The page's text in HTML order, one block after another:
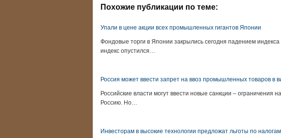
Похожие публикации по теме:
Упали в цене акции всех промышленных гигантов Японии
Фондовые торги в Японии закрылись сегодня падением
индекс опустился…
Россия может ввести запрет на ввоз промышленных товаров в
Российские власти могут ввести новые санкции – ограничения
Россию. Но…
Инвесторам в высокие технологии предложат льготы по налогам